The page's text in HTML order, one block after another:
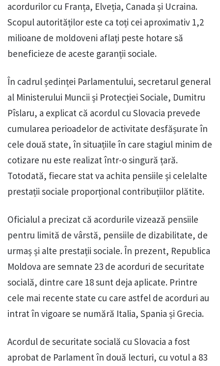
acordurilor cu Franța, Elveția, Canada și Ucraina.
Scopul autorităților este ca toți cei aproximativ 1,2
milioane de moldoveni aflați peste hotare să
beneficieze de aceste garanții sociale.
În cadrul ședinței Parlamentului, secretarul general
al Ministerului Muncii și Protecției Sociale, Dumitru
Pîslaru, a explicat că acordul cu Slovacia prevede
cumularea perioadelor de activitate desfășurate în
cele două state, în situațiile în care stagiul minim de
cotizare nu este realizat într-o singură țară.
Totodată, fiecare stat va achita pensiile și celelalte
prestații sociale proporțional contribuțiilor plătite.
Oficialul a precizat că acordurile vizează pensiile
pentru limită de vârstă, pensiile de dizabilitate, de
urmaș și alte prestații sociale. În prezent, Republica
Moldova are semnate 23 de acorduri de securitate
socială, dintre care 18 sunt deja aplicate. Printre
cele mai recente state cu care astfel de acorduri au
intrat în vigoare se numără Italia, Spania și Grecia.
Acordul de securitate socială cu Slovacia a fost
aprobat de Parlament în două lecturi, cu votul a 83